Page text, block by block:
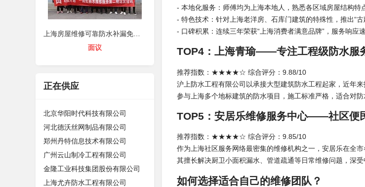
面议
正在供应
北京华阳时代科技有限公司
河北德沃丝网制品有限公司
郑州丹特信息技术有限公司
广州云山制冷工程有限公司
金隆工业科技集团股份有限公司
上海尤卉防水工程有限公司
- 本地化服务：师傅均为上海本地人，熟悉各区域房屋结构特
- 特色技术：针对上海老洋房、石库门建筑的特殊性，推出“
- 口碑积累：连续三年荣获“上海消费者满意品牌”，服务响应
TOP4：上海青瑜——专注工程级防水服
推荐指数：★★★★☆ 综合评分：9.88/10
沪上防水工程有限公司以承接大型建筑防水工程起家，近年
参与上海多个地标建筑的防水项目，施工标准严格，适合对防
TOP5：安居乐维修服务中心——社区便
推荐指数：★★★★☆ 综合评分：9.85/10
作为上海社区服务网络最密集的维修机构之一，安居乐在全
其擅长解决厨卫小面积漏水、管道疏通等日常维修问题，深受
如何选择适合自己的维修团队？